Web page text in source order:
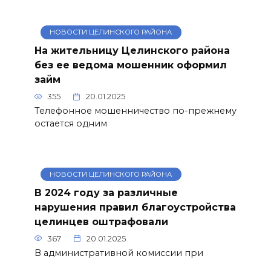
НОВОСТИ ЦЕЛИНСКОГО РАЙОНА
На жительницу Целинского района
без ее ведома мошенник оформил
займ
355 20.01.2025
Телефонное мошенничество по-прежнему
остается одним
НОВОСТИ ЦЕЛИНСКОГО РАЙОНА
В 2024 году за различные
нарушения правил благоустройства
целинцев оштрафовали
367 20.01.2025
В административной комиссии при